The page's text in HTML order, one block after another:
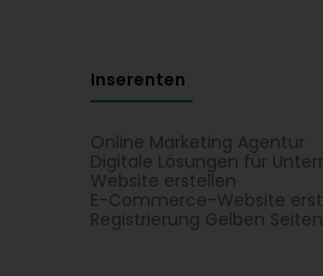
Inserenten
Online Marketing Agentur
Digitale Lösungen für
Website erstellen
E-Commerce-Website
Registrierung Gelben Seiten